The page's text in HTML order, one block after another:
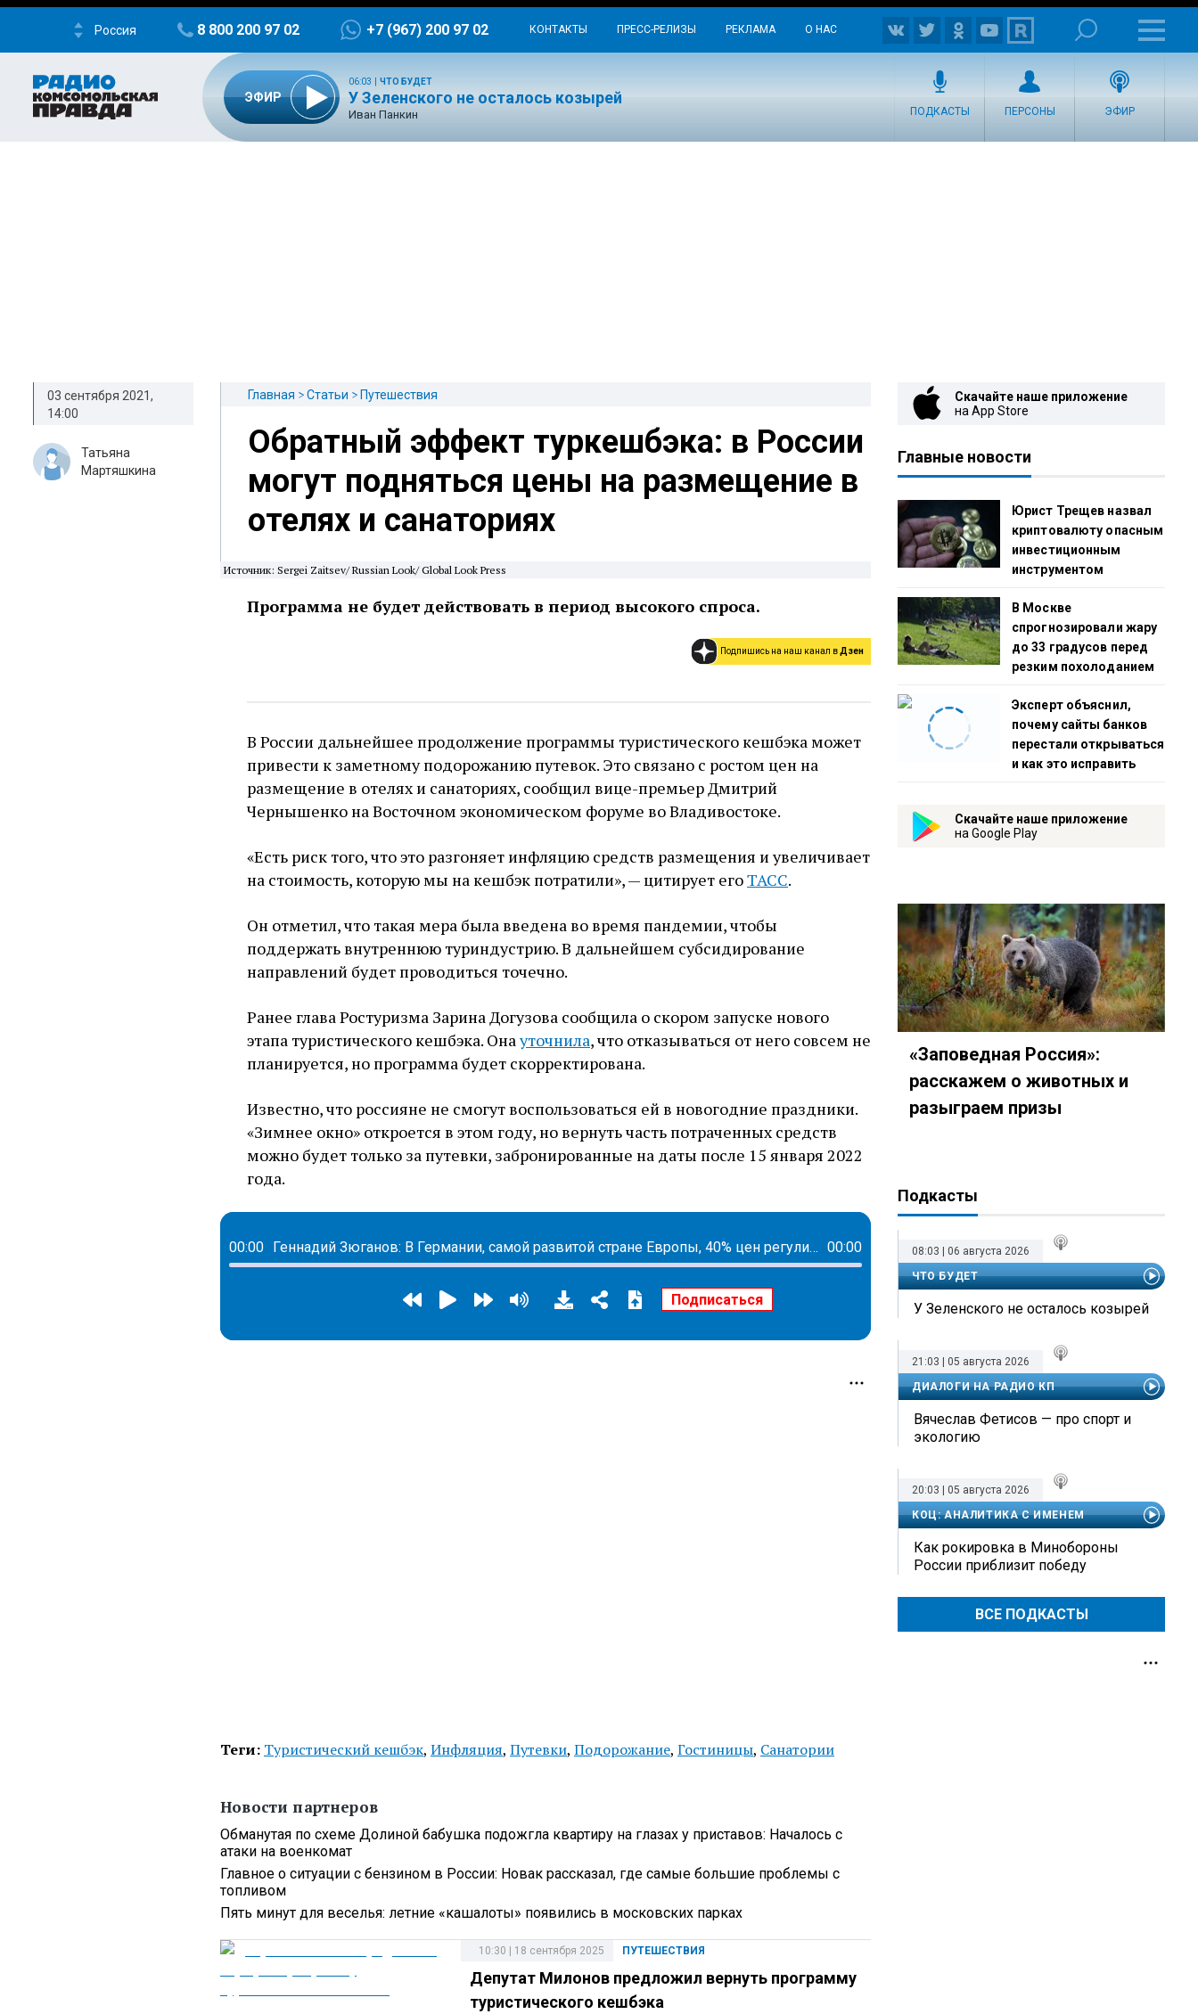
Россия 8 800 200 97 02 +7 (967) 200 97 02 КОНТАКТЫ ПРЕСС-РЕЛИЗЫ РЕКЛАМА О НАС
ЭФИР
06:03 ЧТО БУДЕТ
У Зеленского не осталось козырей
Иван Панкин ПОДКАСТЫ ПЕРСОНЫ ЭФИР
Главная Статьи Путешествия
Обратный эффект туркешбэка: в России
могут подняться цены на размещение в
отелях и санаториях
Источник: Sergei Zaitsev/ Russian Look/ Global Look Press
Программа не будет действовать в период высокого спроса.
Подпишись на наш канал вДзен
В России дальнейшее продолжение программы туристического кешбэка может
привести к заметному подорожанию путевок. Это связано с ростом цен на
размещение в отелях и санаториях, сообщил вице-премьер Дмитрий
Чернышенко на Восточном экономическом форуме во Владивостоке.
«Есть риск того, что это разгоняет инфляцию средств размещения и увеличивает
на стоимость, которую мы на кешбэк потратили», — цитирует егоТАСС.
Он отметил, что такая мера была введена во время пандемии, чтобы
поддержать внутреннюю туриндустрию. В дальнейшем субсидирование
направлений будет проводиться точечно.
Ранее глава Ростуризма Зарина Догузова сообщила о скором запуске нового
этапа туристического кешбэка. Онауточнила, что отказываться от него совсем не
планируется, но программа будет скорректирована.
Известно, что россияне не смогут воспользоваться ей в новогодние праздники.
«Зимнее окно» откроется в этом году, но вернуть часть потраченных средств
можно будет только за путевки, забронированные на даты после 15 января 2022
года.
00:00 Геннадий Зюганов: В Германии, самой развитой стране Европы, 40% цен регулируется государством 00:00
03 сентября 2021,
14:00
Татьяна
Мартяшкина
Теги: Туристический кешбэк, Инфляция, Путевки, Подорожание, Гостиницы, Санатории
Новости партнеров
Обманутая по схеме Долиной бабушка подожгла квартиру на глазах у приставов: Началось с
атаки на военкомат
Главное о ситуации с бензином в России: Новак рассказал, где самые большие проблемы с
топливом
Пять минут для веселья: летние «кашалоты» появились в московских парках
ПУТЕШЕСТВИЯ
10:30 | 18 сентября 2025
Депутат Милонов предложил вернуть программу
туристического кешбэка
Скачайте наше приложение
на App Store
Главные новости
Юрист Трещев назвал
криптовалюту опасным
инвестиционным
инструментом
В Москве
спрогнозировали жару
до 33 градусов перед
резким похолоданием
Эксперт объяснил,
почему сайты банков
перестали открываться
и как это исправить
Скачайте наше приложение
на Google Play
«Заповедная Россия»:
расскажем о животных и
разыграем призы
Подкасты
08:03 | 06 августа 2026
ЧТО БУДЕТ
У Зеленского не осталось козырей
21:03 | 05 августа 2026
ДИАЛОГИ НА РАДИО КП
Вячеслав Фетисов — про спорт и
экологию
20:03 | 05 августа 2026
КОЦ: АНАЛИТИКА С ИМЕНЕМ
Как рокировка в Минобороны
России приблизит победу
ВСЕ ПОДКАСТЫ